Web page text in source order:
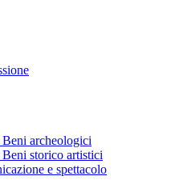
archeologici
storico artistici
e spettacolo